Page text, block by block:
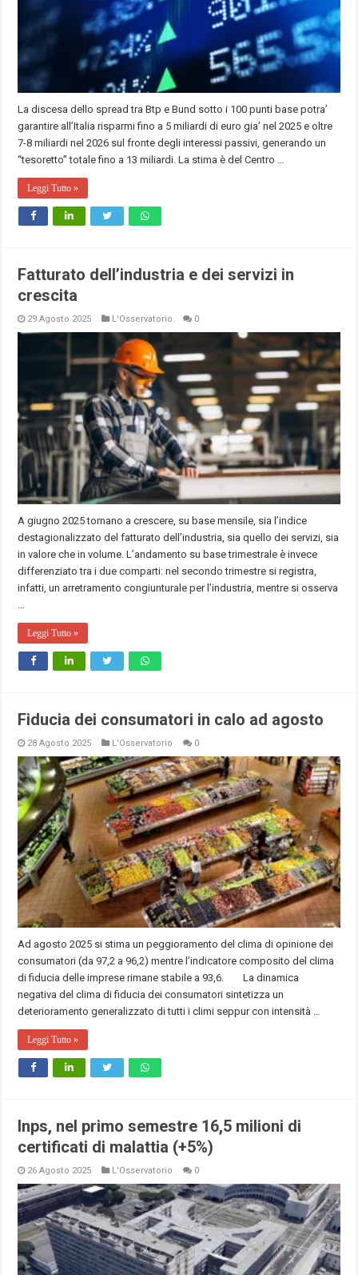
La discesa dello spread tra Btp e Bund sotto i 100 punti base potra’
garantire all’Italia risparmi fino a 5 miliardi di euro gia’ nel 2025 e oltre
7-8 miliardi nel 2026 sul fronte degli interessi passivi, generando un
“tesoretto” totale fino a 13 miliardi. La stima è del Centro …
Leggi Tutto »
Fatturato dell’industria e dei servizi in
crescita
29 Agosto 2025 L'Osservatorio 0
A giugno 2025 tornano a crescere, su base mensile, sia l’indice
destagionalizzato del fatturato dell’industria, sia quello dei servizi, sia
in valore che in volume. L’andamento su base trimestrale è invece
differenziato tra i due comparti: nel secondo trimestre si registra,
infatti, un arretramento congiunturale per l’industria, mentre si osserva
Leggi Tutto »
Fiducia dei consumatori in calo ad agosto
28 Agosto 2025 L'Osservatorio 0
Ad agosto 2025 si stima un peggioramento del clima di opinione dei
consumatori (da 97,2 a 96,2) mentre l’indicatore composito del clima
di fiducia delle imprese rimane stabile a 93,6. La dinamica
negativa del clima di fiducia dei consumatori sintetizza un
deterioramento generalizzato di tutti i climi seppur con intensità …
Leggi Tutto »
Inps, nel primo semestre 16,5 milioni di
certificati di malattia (+5%)
26 Agosto 2025 L'Osservatorio 0